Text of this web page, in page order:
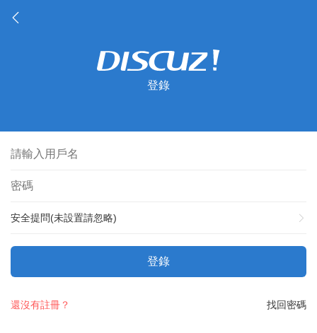
登錄
安全提問(未設置請忽略)
登錄
找回密碼
還沒有註冊？